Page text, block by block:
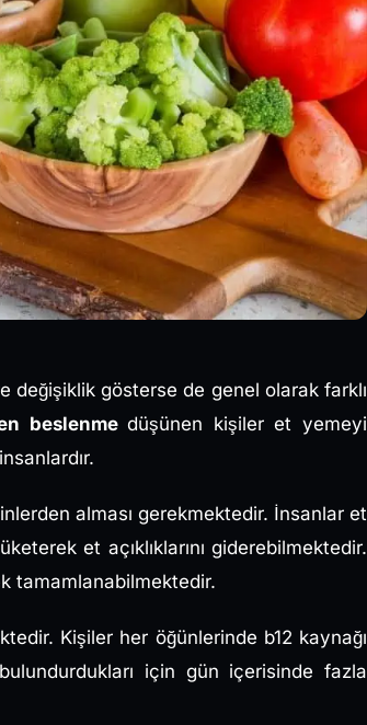
değişiklik gösterse de genel olarak farklı
beslenmedüşünen kişiler et yemeyi
alması gerekmektedir. İnsanlar et
et açıklıklarını giderebilmektedir.
tamamlanabilmektedir.
Kişiler her öğünlerinde b12 kaynağı
için gün içerisinde fazla